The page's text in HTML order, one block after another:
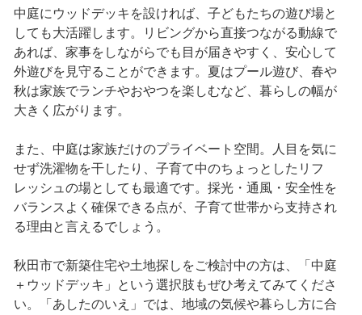
中庭にウッドデッキを設ければ、子どもたちの遊び場と
しても大活躍します。リビングから直接つながる動線で
あれば、家事をしながらでも目が届きやすく、安心して
外遊びを見守ることができます。夏はプール遊び、春や
秋は家族でランチやおやつを楽しむなど、暮らしの幅が
大きく広がります。
また、中庭は家族だけのプライベート空間。人目を気に
せず洗濯物を干したり、子育て中のちょっとしたリフ
レッシュの場としても最適です。採光・通風・安全性を
バランスよく確保できる点が、子育て世帯から支持され
る理由と言えるでしょう。
秋田市で新築住宅や土地探しをご検討中の方は、「中庭
＋ウッドデッキ」という選択肢もぜひ考えてみてくださ
い。「あしたのいえ」では、地域の気候や暮らし方に合